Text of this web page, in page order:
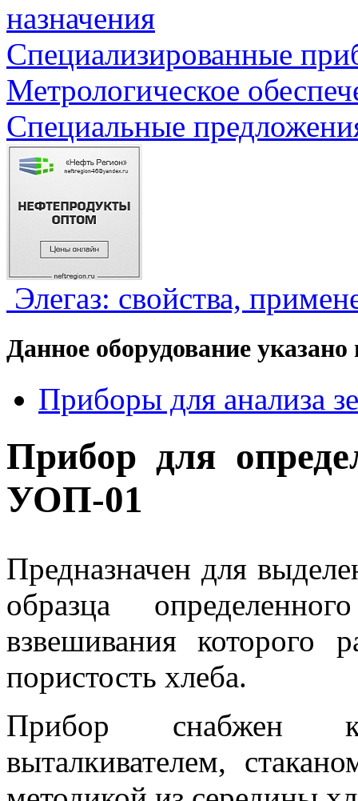
назначения
Специализированные
Метрологическое
Специальные
Элегаз: свойства,
Данное оборудование
Приборы для анализа
Прибор для
УОП-01
Предназначен для
образца
взвешивания которого
пористость хлеба.
Прибор снабжен
выталкивателем,